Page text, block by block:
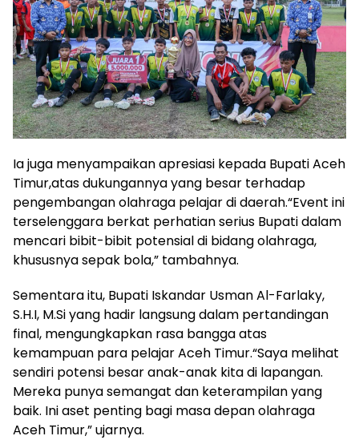
Ia juga menyampaikan apresiasi kepada Bupati Aceh
Timur,atas dukungannya yang besar terhadap
pengembangan olahraga pelajar di daerah.“Event ini
terselenggara berkat perhatian serius Bupati dalam
mencari bibit-bibit potensial di bidang olahraga,
khususnya sepak bola,” tambahnya.
Sementara itu, Bupati Iskandar Usman Al-Farlaky,
S.H.I, M.Si yang hadir langsung dalam pertandingan
final, mengungkapkan rasa bangga atas
kemampuan para pelajar Aceh Timur.“Saya melihat
sendiri potensi besar anak-anak kita di lapangan.
Mereka punya semangat dan keterampilan yang
baik. Ini aset penting bagi masa depan olahraga
Aceh Timur,” ujarnya.